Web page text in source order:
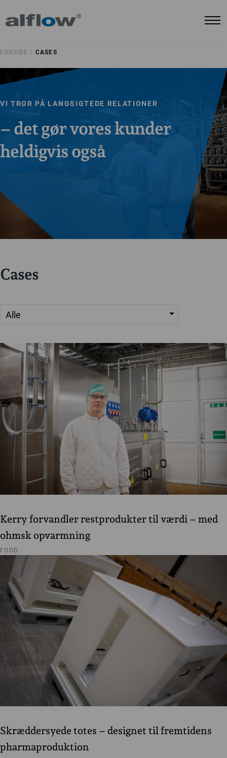
FORSIDE / CASES
VI TROR PÅ LANGSIGTEDE RELATIONER
– det gør vores kunder
heldigvis også
Cases
Kerry forvandler restprodukter til værdi – med
ohmsk opvarmning
FOOD
Skræddersyede totes – designet til fremtidens
pharmaproduktion